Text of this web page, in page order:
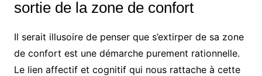
sortie de la zone de confort
Il serait illusoire de penser que s’extirper de sa zone
de confort est une démarche purement rationnelle.
Le lien affectif et cognitif qui nous rattache à cette